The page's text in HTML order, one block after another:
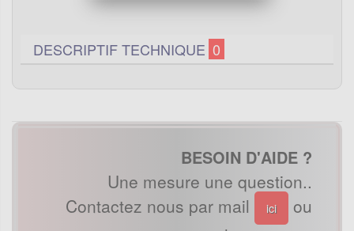
DESCRIPTIF TECHNIQUE 0
BESOIN D'AIDE ?
Une mesure une question..
Contactez nous par mail
ici
ou